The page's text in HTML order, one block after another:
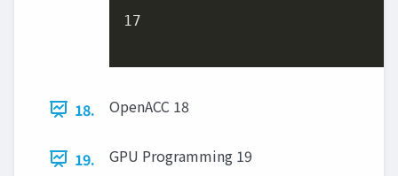
17
18. OpenACC 18
19. GPU Programming 19